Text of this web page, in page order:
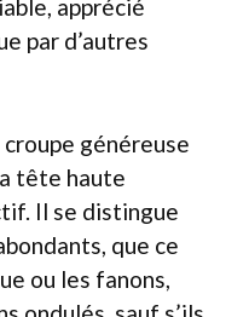
apprécié
par d’autres
croupe généreuse
tête haute
Il se distingue
que ce
ou les fanons,